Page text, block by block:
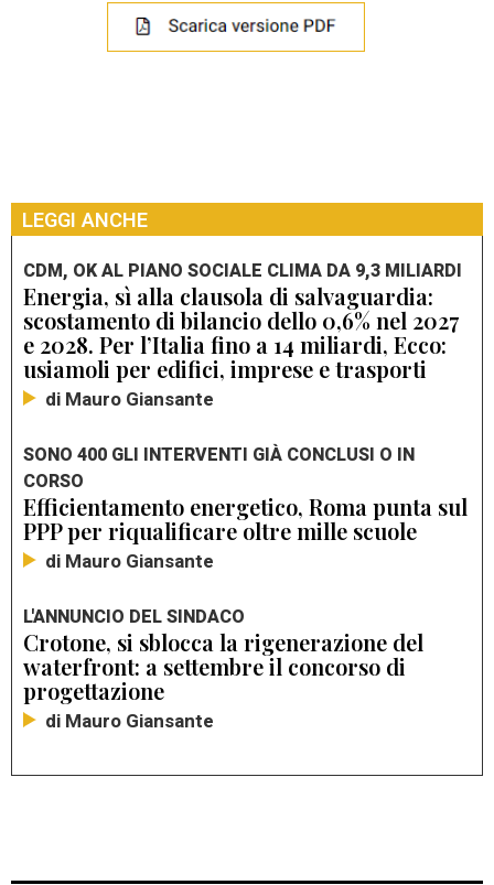
LEGGI ANCHE
CDM, OK AL PIANO SOCIALE CLIMA DA 9,3 MILIARDI
Energia, sì alla clausola di salvaguardia:
scostamento di bilancio dello 0,6% nel 2027
e 2028. Per l’Italia fino a 14 miliardi, Ecco:
usiamoli per edifici, imprese e trasporti
di Mauro Giansante
SONO 400 GLI INTERVENTI GIÀ CONCLUSI O IN
CORSO
Efficientamento energetico, Roma punta sul
PPP per riqualificare oltre mille scuole
di Mauro Giansante
L'ANNUNCIO DEL SINDACO
Crotone, si sblocca la rigenerazione del
waterfront: a settembre il concorso di
progettazione
di Mauro Giansante